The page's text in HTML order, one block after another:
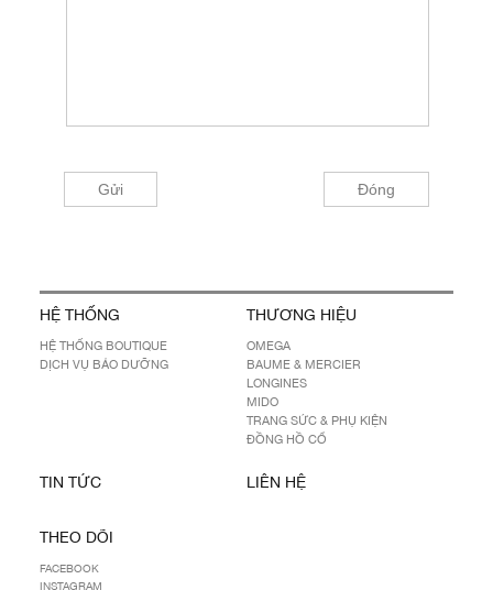
HỆ THỐNG
HỆ THỐNG BOUTIQUE
DỊCH VỤ BẢO DƯỠNG
THƯƠNG HIỆU
OMEGA
BAUME & MERCIER
LONGINES
MIDO
TRANG SỨC & PHỤ KIỆN
ĐỒNG HỒ CỔ
TIN TỨC LIÊN HỆ
THEO DÕI
FACEBOOK
INSTAGRAM